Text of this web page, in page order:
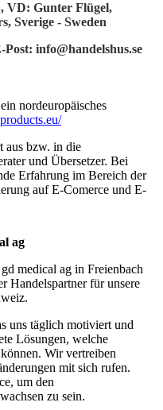
VD: Gunter Flügel,
Sverige - Sweden
info@handelshus.se
nordeuropäisches
aus bzw. in die
und Übersetzer. Bei
Erfahrung im Bereich der
auf E-Comerce und E-
ag
medical ag in Freienbach
Handelspartner für unsere
uns täglich motiviert und
Lösungen, welche
Wir vertreiben
mit sich rufen.
um den
zu sein.